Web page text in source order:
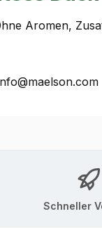
Aromen,
Schneller